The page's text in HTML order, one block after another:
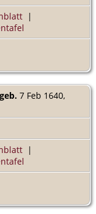
|
geb. 7 Feb 1640,
|